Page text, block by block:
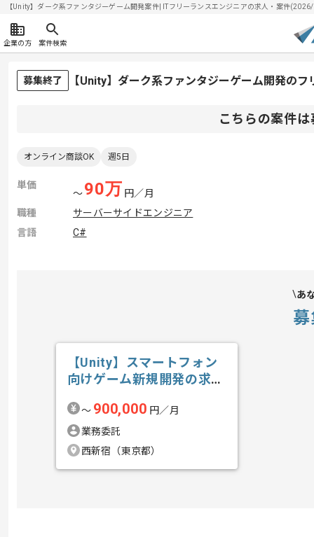
【Unity】ダーク系ファンタジーゲーム開発案件| ITフリーランスエンジニアの求人・案件
企業の方 案件検索
募集終了 【Unity】ダーク系ファンタジーゲーム開発の
こちらの案件
オンライン商談OK 週5日
単価
〜90万 円／月
職種
サーバーサイドエンジニア
言語
C#
あ
【Unity】スマートフォン
向けゲーム新規開発の求
〜 900,000 円／月
業務委託
西新宿（東京都）